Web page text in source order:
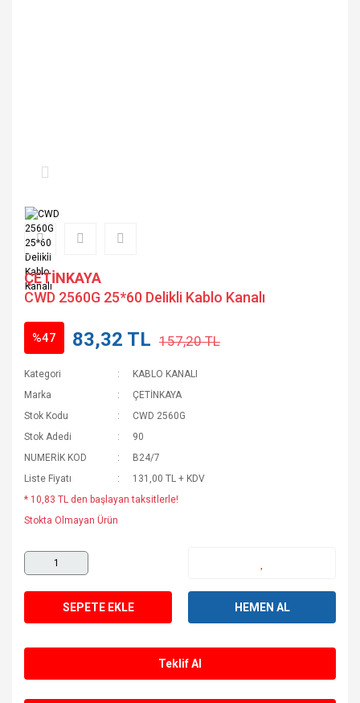
ÇETİNKAYA
CWD 2560G 25*60 Delikli Kablo Kanalı
%47 83,32 TL 157,20 TL
Kategori
KABLO KANALI
Marka
ÇETİNKAYA
Stok Kodu
CWD 2560G
Stok Adedi
90
NUMERİK KOD
B24/7
Liste Fiyatı
131,00 TL + KDV
* 10,83 TL den başlayan taksitlerle!
Stokta Olmayan Ürün
SEPETE EKLE HEMEN AL
Teklif Al